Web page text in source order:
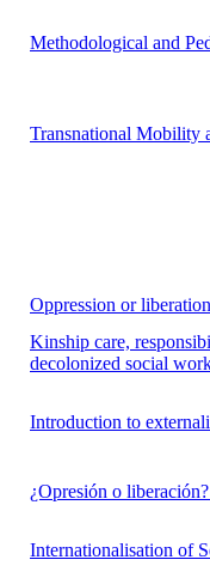
Methodological and
Transnational Mobility
Oppression or
Kinship care,
decolonized social
Introduction to
¿Opresión o
Internationalisation of